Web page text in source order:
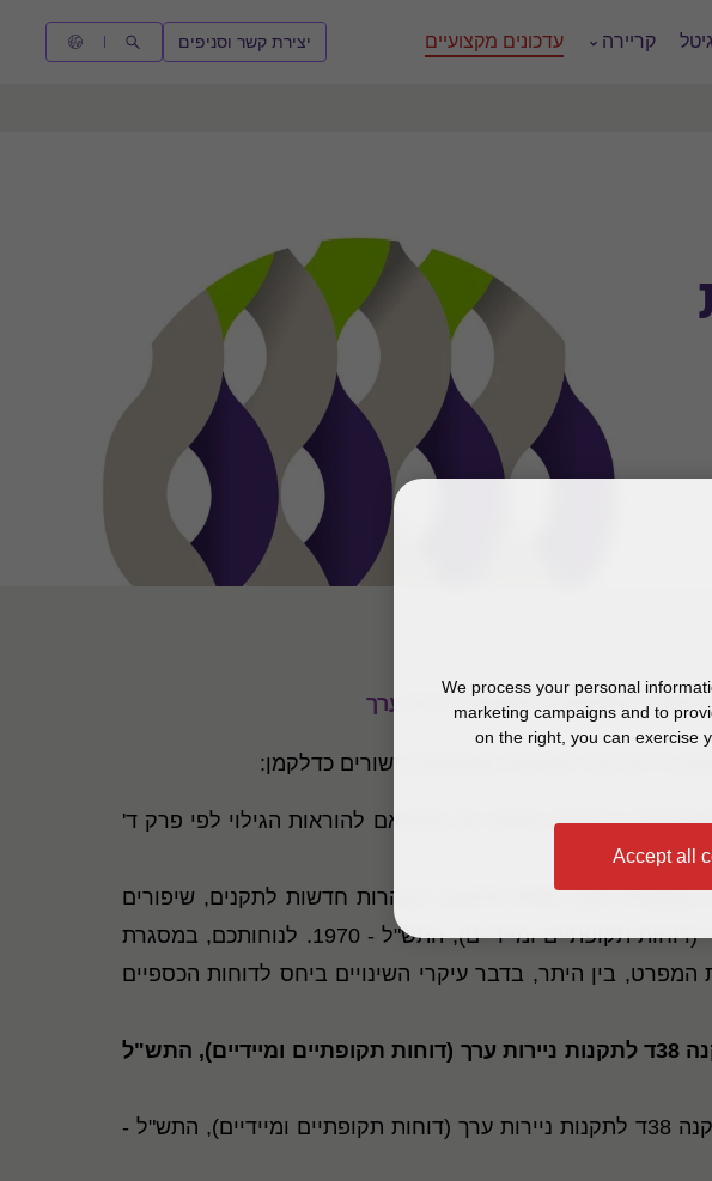
קריירה עדכונים מקצועיים יצירת קשר וסניפים
:
לדוחות הכספיים לדוגמה לתקופות ביניים של שנת 2023 הערוכים בהתאם לתקן חשבונאות בינלאומי מספר 34 ובהתאם להוראות הגילוי לפי פרק ד'
.
במסגרת תקניIFRS
חדשים, הבהרות חדשות לתקנים, שיפורים
ודרישות גילוי בהתאם להוראות הגילוי לפי פרק ד' לתקנות ניירות ערך (דוחות תקופתיים ומיידיים), התש"ל - 1970. לנוחותכם, במסגרת
בין היתר, בדבר עיקרי השינויים ביחס לדוחות הכספיים
למידע הכספי הנפרד לדוגמה לתקופות ביניים של שנת 2023, הנדרש מכוח תקנה 38ד לתקנות ניירות ערך (דוחות תקופתיים ומיידיים), התש"ל
המידע הכספי הנפרד לדוגמה ערוך בהתאם לעקרונות תקנה 38ד לתקנות ניירות ערך (דוחות תקופתיים ומיידיים), התש"ל -
We process your personal
marketing campaigns and to
on the right, you can exercise
Accept all